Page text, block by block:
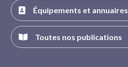
Équipements et annuaires
Toutes nos publications